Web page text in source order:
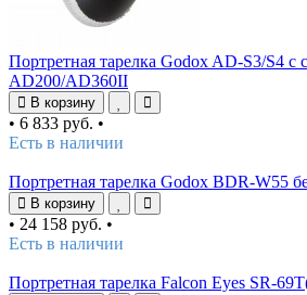
Портретная тарелка Godox AD-S3/S4 с
AD200/AD360II
В корзину
• 6 833 руб. •
Есть в наличии
Портретная тарелка Godox BDR-W55
В корзину
• 24 158 руб. •
Есть в наличии
Портретная тарелка Falcon Eyes SR-